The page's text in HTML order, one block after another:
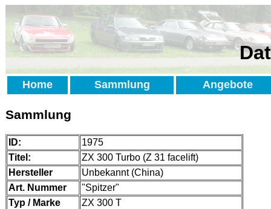
Home Sammlung Angebote
Sammlung
ID:
1975
Titel:
ZX 300 Turbo (Z 31 facelift)
Hersteller
Unbekannt (China)
Art. Nummer
"Spitzer"
Typ / Marke
ZX 300 T